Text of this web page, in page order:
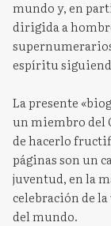
mundo y, en
dirigida a
espíritu
La presente
un miembro del
de hacerlo
páginas son un
juventud, en la
celebración de
del mundo.